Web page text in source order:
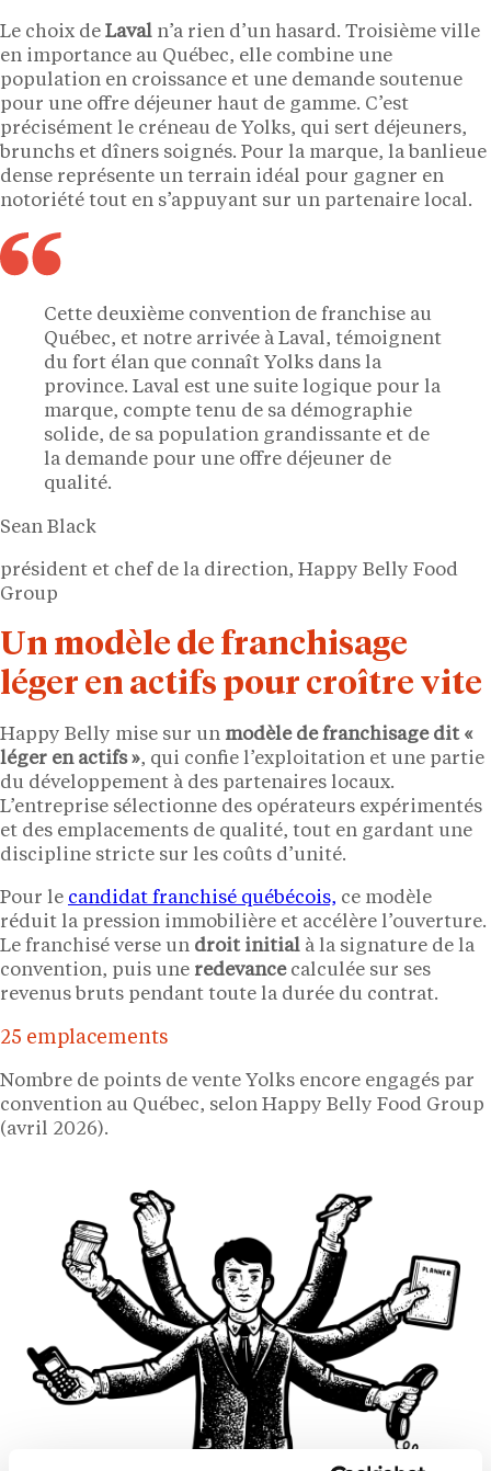
Le choix de Laval n’a rien d’un hasard. Troisième ville
en importance au Québec, elle combine une
population en croissance et une demande soutenue
pour une offre déjeuner haut de gamme. C’est
précisément le créneau de Yolks, qui sert déjeuners,
brunchs et dîners soignés. Pour la marque, la banlieue
dense représente un terrain idéal pour gagner en
notoriété tout en s’appuyant sur un partenaire local.
Cette deuxième convention de franchise au
Québec, et notre arrivée à Laval, témoignent
du fort élan que connaît Yolks dans la
province. Laval est une suite logique pour la
marque, compte tenu de sa démographie
solide, de sa population grandissante et de
la demande pour une offre déjeuner de
qualité.
Sean Black
président et chef de la direction, Happy Belly Food
Group
Un modèle de franchisage
léger en actifs pour croître vite
Happy Belly mise sur un modèle de franchisage dit «
léger en actifs », qui confie l’exploitation et une partie
du développement à des partenaires locaux.
L’entreprise sélectionne des opérateurs expérimentés
et des emplacements de qualité, tout en gardant une
discipline stricte sur les coûts d’unité.
Pour le candidat franchisé québécois, ce modèle
réduit la pression immobilière et accélère l’ouverture.
Le franchisé verse un droit initial à la signature de la
convention, puis une redevancecalculée sur ses
revenus bruts pendant toute la durée du contrat.
25 emplacements
Nombre de points de vente Yolks encore engagés par
convention au Québec, selon Happy Belly Food Group
(avril 2026).